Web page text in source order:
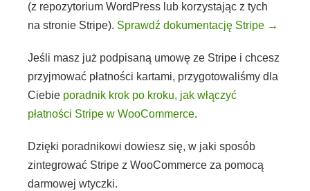
(z repozytorium WordPress lub korzystając z tych
na stronie Stripe). Sprawdź dokumentację Stripe →
Jeśli masz już podpisaną umowę ze Stripe i chcesz
przyjmować płatności kartami, przygotowaliśmy dla
Ciebie poradnik krok po kroku, jak włączyć
płatności Stripe w WooCommerce.
Dzięki poradnikowi dowiesz się, w jaki sposób
zintegrować Stripe z WooCommerce za pomocą
darmowej wtyczki.